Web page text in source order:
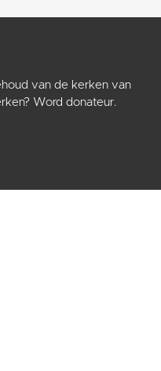
van de kerken van
Word donateur.